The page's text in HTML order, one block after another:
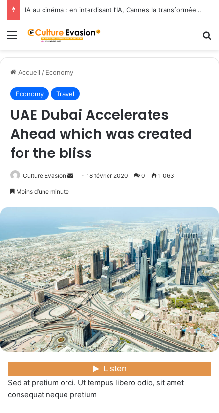
IA au cinéma : en interdisant l’IA, Cannes l’a transformée en label de luxe
Menu
Accueil / Economy
Economy Travel
UAE Dubai Accelerates
Ahead which was created
for the bliss
Culture Evasion
Envoyer18 février 2020 0 1 063
Moins d’une minute
Sed at pretium orci. Ut tempus libero odio, sit amet
consequat neque pretium